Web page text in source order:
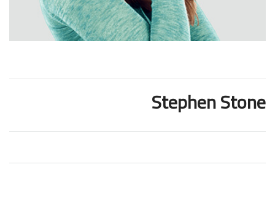
Stephen Stone